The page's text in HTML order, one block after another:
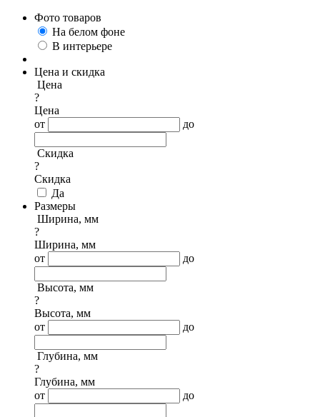
Фото товаров
На белом фоне
В интерьере
Цена и скидка
Цена
?
Цена
от
до
Скидка
?
Скидка
Да
Размеры
Ширина, мм
?
Ширина, мм
от
до
Высота, мм
?
Высота, мм
от
до
Глубина, мм
?
Глубина, мм
от
до